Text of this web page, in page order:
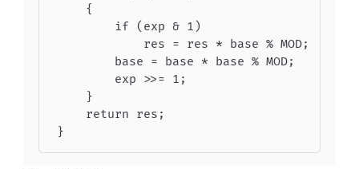
    {
        if (exp & 1)
            res = res * base % MOD;
        base = base * base % MOD;
        exp >>= 1;
    }
    return res;
}